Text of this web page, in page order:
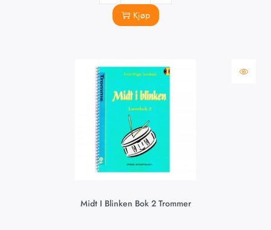
Kjøp
Midt I Blinken Bok 2 Trommer